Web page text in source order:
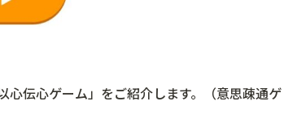
伝心ゲーム」をご紹介します。（意思疎通ゲ